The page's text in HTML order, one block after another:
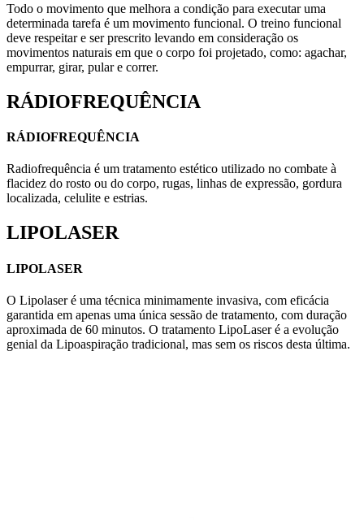
Todo o movimento que melhora a condição para executar uma
determinada tarefa é um movimento funcional. O treino funcional
deve respeitar e ser prescrito levando em consideração os
movimentos naturais em que o corpo foi projetado, como: agachar,
empurrar, girar, pular e correr.
RÁDIOFREQUÊNCIA
RÁDIOFREQUÊNCIA
Radiofrequência é um tratamento estético utilizado no combate à
flacidez do rosto ou do corpo, rugas, linhas de expressão, gordura
localizada, celulite e estrias.
LIPOLASER
LIPOLASER
O Lipolaser é uma técnica minimamente invasiva, com eficácia
garantida em apenas uma única sessão de tratamento, com duração
aproximada de 60 minutos. O tratamento LipoLaser é a evolução
genial da Lipoaspiração tradicional, mas sem os riscos desta última.